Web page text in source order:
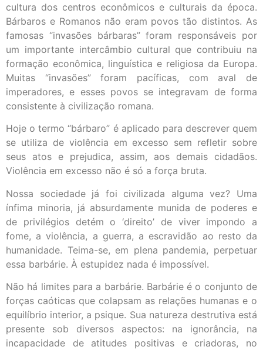
cultura dos centros econômicos e culturais da época.
Bárbaros e Romanos não eram povos tão distintos. As
famosas “invasões bárbaras” foram responsáveis por
um importante intercâmbio cultural que contribuiu na
formação econômica, linguística e religiosa da Europa.
Muitas “invasões” foram pacíficas, com aval de
imperadores, e esses povos se integravam de forma
consistente à civilização romana.
Hoje o termo “bárbaro” é aplicado para descrever quem
se utiliza de violência em excesso sem refletir sobre
seus atos e prejudica, assim, aos demais cidadãos.
Violência em excesso não é só a força bruta.
Nossa sociedade já foi civilizada alguma vez? Uma
ínfima minoria, já absurdamente munida de poderes e
de privilégios detém o ‘direito’ de viver impondo a
fome, a violência, a guerra, a escravidão ao resto da
humanidade. Teima-se, em plena pandemia, perpetuar
essa barbárie. À estupidez nada é impossível.
Não há limites para a barbárie. Barbárie é o conjunto de
forças caóticas que colapsam as relações humanas e o
equilíbrio interior, a psique. Sua natureza destrutiva está
presente sob diversos aspectos: na ignorância, na
incapacidade de atitudes positivas e criadoras, no